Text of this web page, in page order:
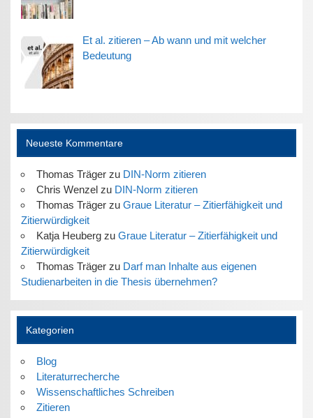
Et al. zitieren – Ab wann und mit welcher
Bedeutung
Neueste Kommentare
Thomas Trägerzu DIN-Norm zitieren
Chris Wenzelzu DIN-Norm zitieren
Thomas Trägerzu Graue Literatur – Zitierfähigkeit und
Zitierwürdigkeit
Katja Heubergzu Graue Literatur – Zitierfähigkeit und
Zitierwürdigkeit
Thomas Trägerzu Darf man Inhalte aus eigenen
Studienarbeiten in die Thesis übernehmen?
Kategorien
Blog
Literaturrecherche
Wissenschaftliches Schreiben
Zitieren